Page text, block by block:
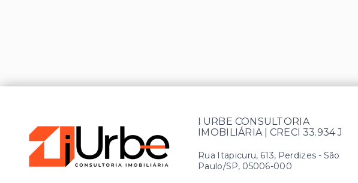
I URBE CONSULTORIA
IMOBILIÁRIA | CRECI 33.934 J
Rua Itapicuru, 613, Perdizes - São
Paulo/SP, 05006-000